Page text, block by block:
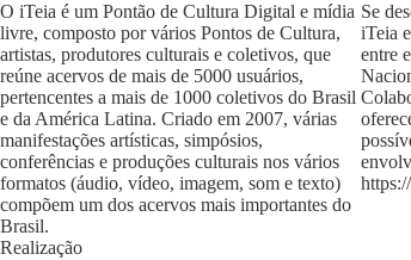
O iTeia é um Pontão de Cultura Digital e mídia
livre, composto por vários Pontos de Cultura,
artistas, produtores culturais e coletivos, que
reúne acervos de mais de 5000 usuários,
pertencentes a mais de 1000 coletivos do Brasil
e da América Latina. Criado em 2007, várias
manifestações artísticas, simpósios,
conferências e produções culturais nos vários
formatos (áudio, vídeo, imagem, som e texto)
compõem um dos acervos mais importantes do
Brasil.
Se
iTeia
entre
Realização